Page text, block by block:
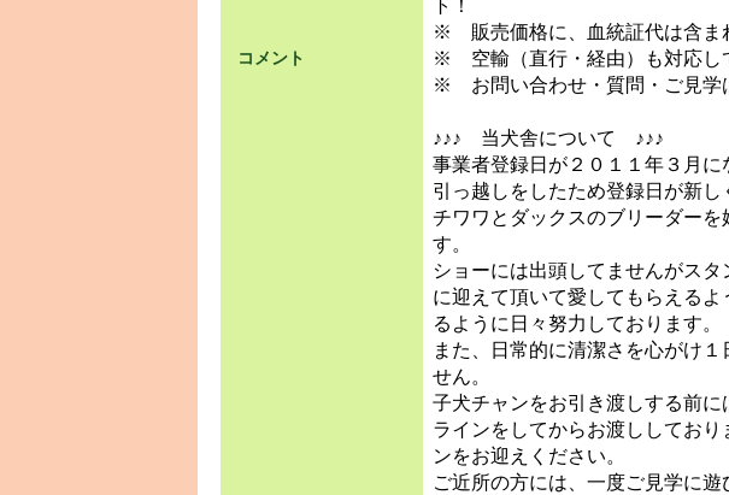
コメント
ト！
※ 販売価格に、血統証代は含ま
※ 空輸（直行・経由）も対応し
※ お問い合わせ・質問・ご見学
♪♪♪ 当犬舎について ♪♪♪
事業者登録日が２０１１年３月に
引っ越しをしたため登録日が新し
チワワとダックスのブリーダー
す。
ショーには出頭してませんがス
に迎えて頂いて愛してもらえる
るように日々努力しております。
また、日常的に清潔さを心がけ
せん。
子犬チャンをお引き渡しする前
ラインをしてからお渡ししてお
ンをお迎えください。
ご近所の方には、一度ご見学に遊